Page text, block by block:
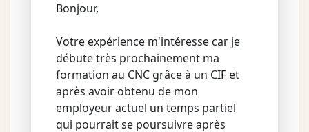
Bonjour,
Votre expérience m'intéresse car je
débute très prochainement ma
formation au CNC grâce à un CIF et
après avoir obtenu de mon
employeur actuel un temps partiel
qui pourrait se poursuivre après